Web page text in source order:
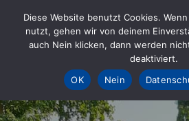
content
KOHLE
– Helfen hilft
Diese Website benutzt Cookies.
nutzt, gehen wir von deinem
auch Nein klicken, dann werden
deaktiviert.
OK
Nein